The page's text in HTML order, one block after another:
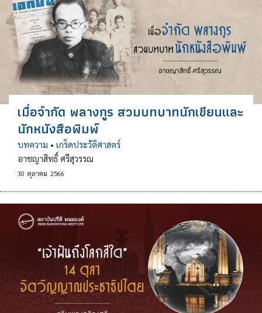
เมื่อจำกัด พลางกูร สวมบทบาทนักเขียนและ
นักหนังสือพิมพ์
บทความ • เกร็ดประวัติศาสตร์
อาชญาสิทธิ์ ศรีสุวรรณ
30 ตุลาคม 2566